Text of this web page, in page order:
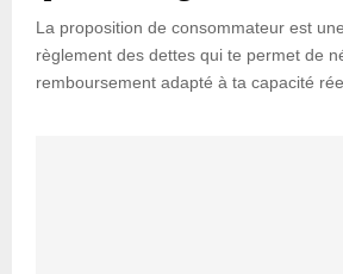
La proposition de consommateur est
règlement des dettes qui te permet de
remboursement adapté à ta capacité